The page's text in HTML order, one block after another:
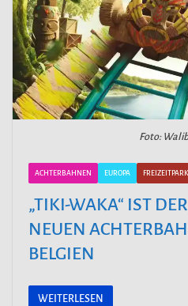
Foto:
ACHTERBAHNEN EUROPA
„TIKI-WAKA“ IST
NEUEN
BELGIEN
WEITERLESEN